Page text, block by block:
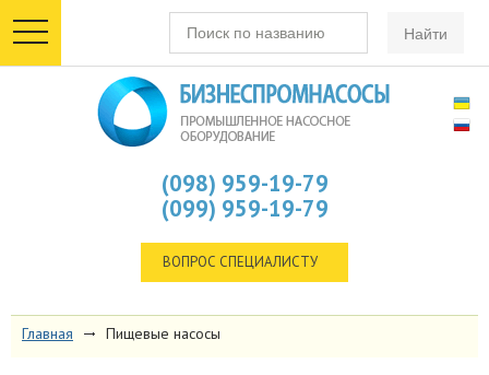
toggle
navigation
(098) 959-19-79
(099) 959-19-79
ВОПРОС СПЕЦИАЛИСТУ
Главная Пищевые насосы